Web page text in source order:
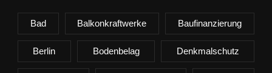
Bad Balkonkraftwerke Baufinanzierung
Berlin Bodenbelag Denkmalschutz